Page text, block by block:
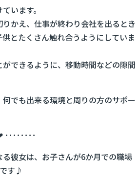
います。
かえ、仕事が終わり会社を出るとき
とたくさん触れ合うようにしていま
できるように、移動時間などの隙間
でも出来る環境と周りの方のサポー
･･･････
彼女は、お子さんが6か月での職場
す♪